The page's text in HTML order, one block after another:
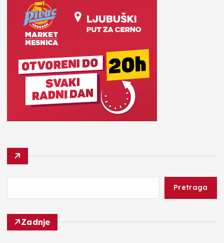
Pretraga
Zadnje